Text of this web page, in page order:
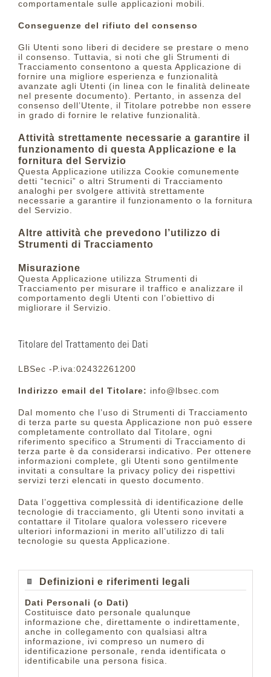
comportamentale sulle applicazioni mobili.
Conseguenze del rifiuto del consenso
Gli Utenti sono liberi di decidere se prestare o meno
il consenso. Tuttavia, si noti che gli Strumenti di
Tracciamento consentono a questa Applicazione di
fornire una migliore esperienza e funzionalità
avanzate agli Utenti (in linea con le finalità delineate
nel presente documento). Pertanto, in assenza del
consenso dell’Utente, il Titolare potrebbe non essere
in grado di fornire le relative funzionalità.
Attività strettamente necessarie a garantire il
funzionamento di questa Applicazione e la
fornitura del Servizio
Questa Applicazione utilizza Cookie comunemente
detti “tecnici” o altri Strumenti di Tracciamento
analoghi per svolgere attività strettamente
necessarie a garantire il funzionamento o la fornitura
del Servizio.
Altre attività che prevedono l’utilizzo di
Strumenti di Tracciamento
Misurazione
Questa Applicazione utilizza Strumenti di
Tracciamento per misurare il traffico e analizzare il
comportamento degli Utenti con l’obiettivo di
migliorare il Servizio.
Titolare del Trattamento dei Dati
LBSec -P.iva:02432261200
Indirizzo email del Titolare: info@lbsec.com
Dal momento che l’uso di Strumenti di Tracciamento
di terza parte su questa Applicazione non può essere
completamente controllato dal Titolare, ogni
riferimento specifico a Strumenti di Tracciamento di
terza parte è da considerarsi indicativo. Per ottenere
informazioni complete, gli Utenti sono gentilmente
invitati a consultare la privacy policy dei rispettivi
servizi terzi elencati in questo documento.
Data l’oggettiva complessità di identificazione delle
tecnologie di tracciamento, gli Utenti sono invitati a
contattare il Titolare qualora volessero ricevere
ulteriori informazioni in merito all’utilizzo di tali
tecnologie su questa Applicazione.
Definizioni e riferimenti legali
Dati Personali (o Dati)
Costituisce dato personale qualunque
informazione che, direttamente o indirettamente,
anche in collegamento con qualsiasi altra
informazione, ivi compreso un numero di
identificazione personale, renda identificata o
identificabile una persona fisica.